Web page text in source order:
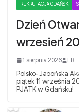
REKRUTACJA GDAŃSK
Dzień
wrzesień
1 sierpnia 2026 EB
Polsko-Japońska
piątek 11 września
PJATK w Gdańsku!